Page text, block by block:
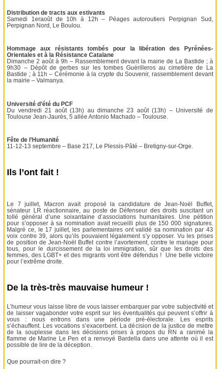
Distribution de tracts aux estivants
Samedi 1eraoût de 10h à 12h – Péages autoroutiers Perpignan Sud,
Perpignan Nord, Le Boulou.
Hommage aux résistants tombés pour la libération des Pyrénées-
Orientales et à la Résistance Catalane
Dimanche 2 août à 9h – Rassemblement devant la mairie de La Bastide ; à
9h30 – Dépôt de gerbes sur les tombes Guérilleros au cimetière de La
Bastide ; à 11h – Cérémonie à la crypte du Souvenir, rassemblement devant
la mairie – Valmanya.
Université d’été du PCF
Du vendredi 21 août (13h) au dimanche 23 août (13h) – Université de
Toulouse Jean-Jaurès, 5 allée Antonio Machado – Toulouse.
Fête de l’Humanité
11-12-13 septembre – Base 217, Le Plessis-Pâté – Bretigny-sur-Orge.
Ils l’ont fait !
Le 7 juillet, Macron avait proposé la candidature de Jean-Noël Buffet,
sénateur LR réactionnaire, au poste de Défenseur des droits suscitant un
tollé général d’une soixantaine d’associations humanitaires. Une pétition
pour s’opposer à sa nomination avait recueilli plus de 150 000 signatures.
Malgré ce, le 17 juillet, les parlementaires ont validé sa nomination par 43
voix contre 39, alors qu’ils pouvaient légalement s’y opposer. Vu les prises
de position de Jean-Noël Buffet contre l’avortement, contre le mariage pour
tous, pour le durcissement de la loi immigration, sûr que les droits des
femmes, des LGBT+ et des migrants vont être défendus ! Une belle victoire
pour l’extrême droite.
De la très-très mauvaise humeur !
L’humeur vous laisse libre de vous laisser embarquer par votre subjectivité et
de laisser vagabonder votre esprit sur les éventualités qui peuvent s’offrir à
vous : nous entrons dans une période pré-électorale. Les esprits
s’échauffent. Les vocations s’exacerbent. La décision de la justice de mettre
de la souplesse dans les décisions prises à propos du RN a ranimé la
flamme de Marine Le Pen et a renvoyé Bardella dans une attente où il est
possible de lire de la déception.
Que pourrait-on dire ?